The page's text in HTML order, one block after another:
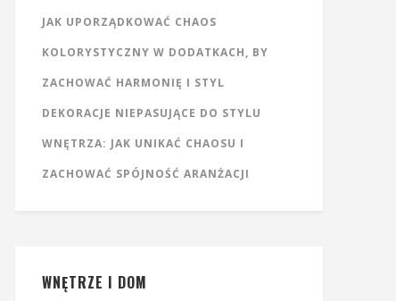
JAK UPORZĄDKOWAĆ CHAOS
KOLORYSTYCZNY W DODATKACH, BY
ZACHOWAĆ HARMONIĘ I STYL
DEKORACJE NIEPASUJĄCE DO STYLU
WNĘTRZA: JAK UNIKAĆ CHAOSU I
ZACHOWAĆ SPÓJNOŚĆ ARANŻACJI
WNĘTRZE I DOM